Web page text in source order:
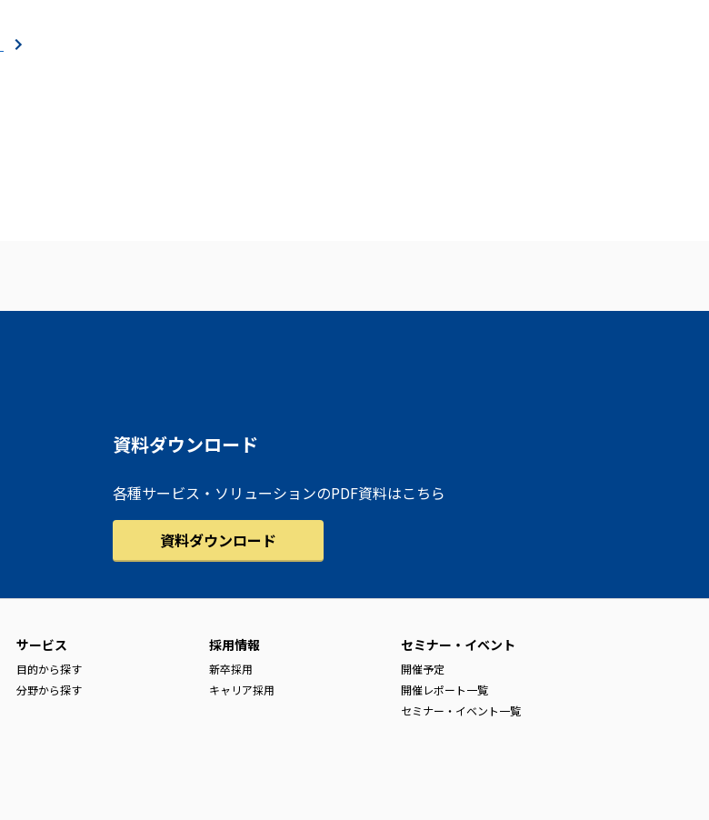
資料ダウンロード
各種サービス・ソリューションのPDF資料はこちら
資料ダウンロード
サービス
目的から探す
分野から探す
採用情報
新卒採用
キャリア採用
セミナー・イベント
開催予定
開催レポート一覧
セミナー・イベント一覧